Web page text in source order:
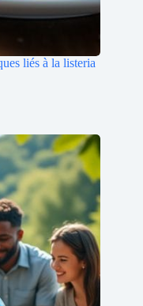
liés à la listeria